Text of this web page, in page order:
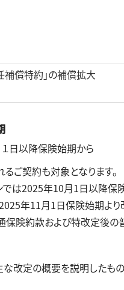
補償特約」の補償拡大
１日以降保険始期から
ご契約も対象となります。
は2025年10月1日以降保
年11月1日保険始期より
険約款および特改定後の
改定の概要を説明したも